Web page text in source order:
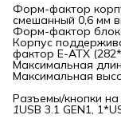
Форм-фактор
смешанный 0,6 мм
Форм-фактор
Корпус
фактор E-ATX
Максимальная
Максимальная
Разъемы/кнопки на
1USB 3.1 GEN1,